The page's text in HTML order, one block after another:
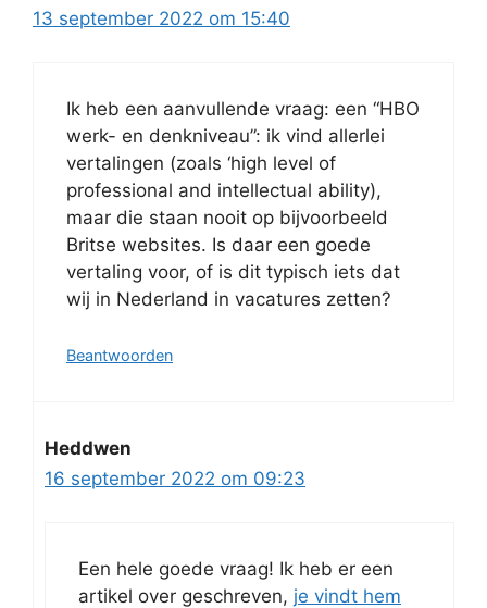
13 september 2022 om 15:40
Ik heb een aanvullende vraag: een “HBO
werk- en denkniveau”: ik vind allerlei
vertalingen (zoals ‘high level of
professional and intellectual ability),
maar die staan nooit op bijvoorbeeld
Britse websites. Is daar een goede
vertaling voor, of is dit typisch iets dat
wij in Nederland in vacatures zetten?
Beantwoorden
Heddwen
16 september 2022 om 09:23
Een hele goede vraag! Ik heb er een
artikel over geschreven, je vindt hem